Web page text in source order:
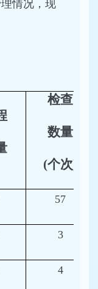
情况，现
检查
数量
(个次)
57
3
4